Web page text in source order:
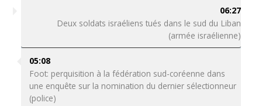
06:27
Deux soldats israéliens tués dans le sud du Liban
(armée israélienne)
05:08
Foot: perquisition à la fédération sud-coréenne dans
une enquête sur la nomination du dernier sélectionneur
(police)